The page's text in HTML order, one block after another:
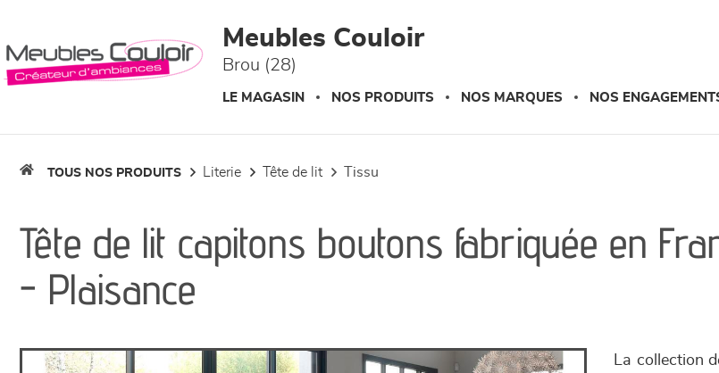
Meubles Couloir
Brou (28)
LE MAGASIN NOS PRODUITS NOS MARQUES NOS
TOUS NOS PRODUITS literie tête de lit tissu
Tête de lit capitons boutons fabriquée en
- Plaisance
La collection